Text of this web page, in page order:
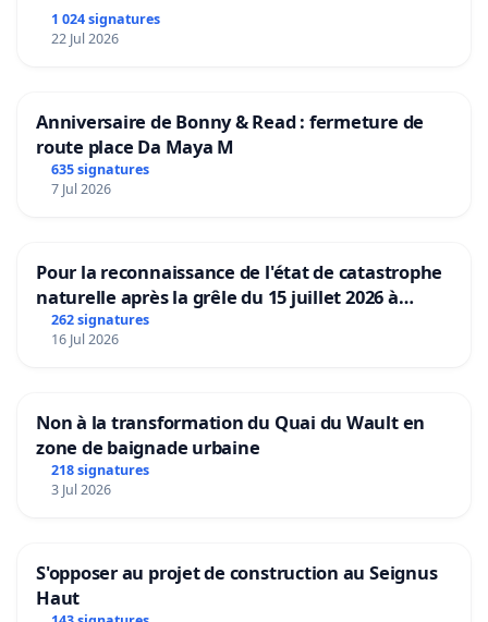
1 024 signatures
22 Jul 2026
Anniversaire de Bonny & Read : fermeture de
route place Da Maya M
635 signatures
7 Jul 2026
Pour la reconnaissance de l'état de catastrophe
naturelle après la grêle du 15 juillet 2026 à
Aubenas et ses alentours
262 signatures
16 Jul 2026
Non à la transformation du Quai du Wault en
zone de baignade urbaine
218 signatures
3 Jul 2026
S'opposer au projet de construction au Seignus
Haut